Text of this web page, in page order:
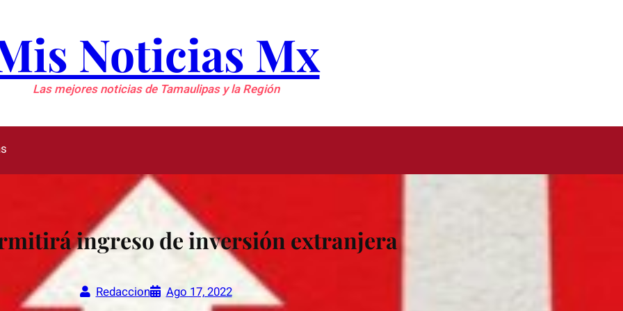
Noticias Mx
Las mejores noticias de Tamaulipas y la Región
ingreso de inversión extranjera
Redaccion Ago 17, 2022